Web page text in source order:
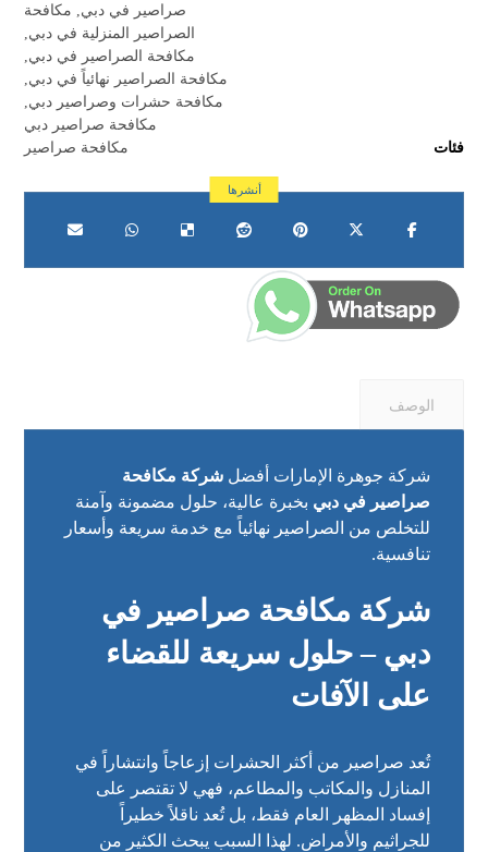
صراصير في دبي, مكافحة
الصراصير المنزلية في دبي,
مكافحة الصراصير في دبي,
مكافحة الصراصير نهائياً في دبي,
مكافحة حشرات وصراصير دبي,
مكافحة صراصير دبي
فئات
مكافحة صراصير
الوصف
شركة جوهرة الإمارات أفضلشركة مكافحة
صراصير في دبي بخبرة عالية، حلول مضمونة وآمنة
للتخلص من الصراصير نهائياً مع خدمة سريعة وأسعار
تنافسية.
شركة مكافحة صراصير في
دبي – حلول سريعة للقضاء
على الآفات
تُعد صراصير من أكثر الحشرات إزعاجاً وانتشاراً في
المنازل والمكاتب والمطاعم، فهي لا تقتصر على
إفساد المظهر العام فقط، بل تُعد ناقلاً خطيراً
للجراثيم والأمراض. لهذا السبب يبحث الكثير من